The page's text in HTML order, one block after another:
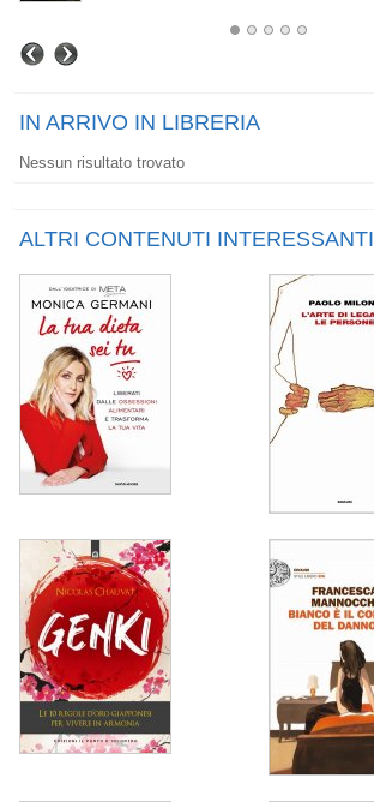
IN ARRIVO IN LIBRERIA
Nessun risultato trovato
ALTRI CONTENUTI INTERESSANTI